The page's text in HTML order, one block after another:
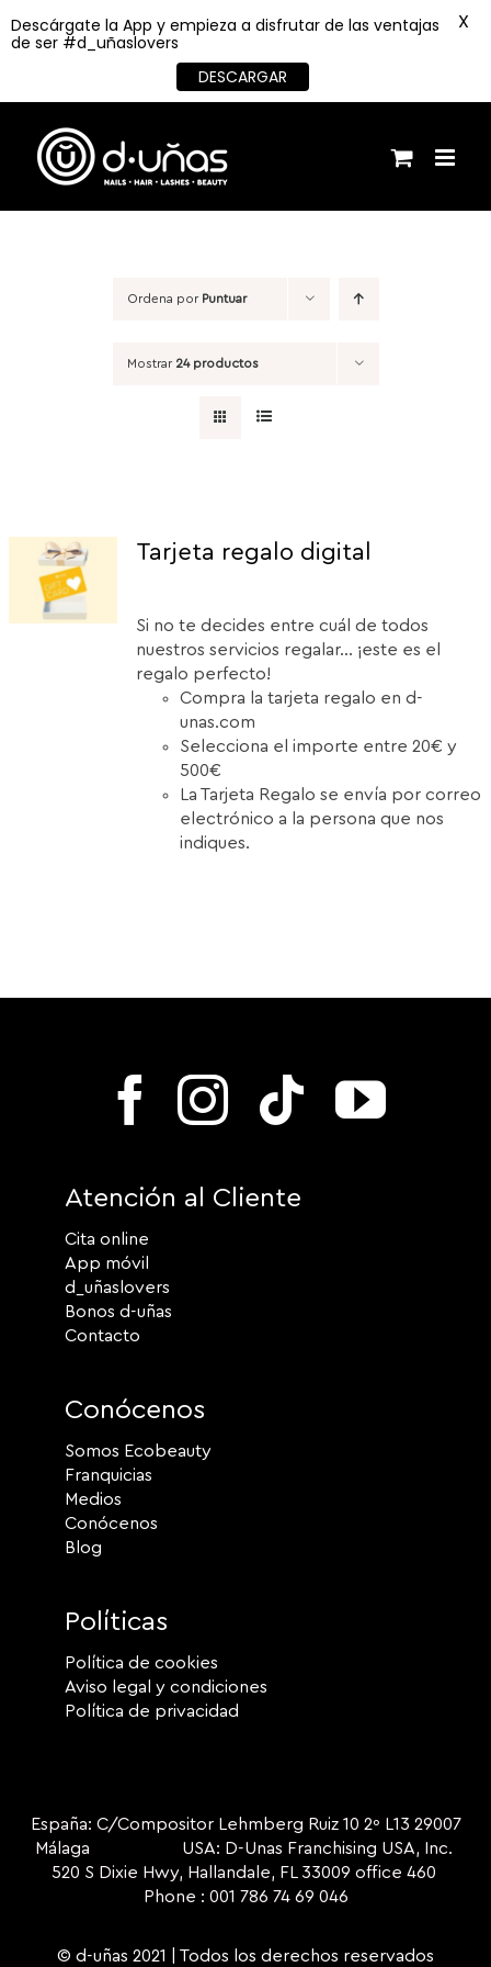
contenido
Ordena por Puntuar
Mostrar 24 productos
Tarjeta regalo digital
Si no te decides entre cuál de todos
nuestros servicios regalar... ¡este es el
regalo perfecto!
Compra la tarjeta regalo en d-
unas.com
Selecciona el importe entre 20€ y
500€
La Tarjeta Regalo se envía por correo
electrónico a la persona que nos
indiques.
Atención al Cliente
Cita online
App móvil
d_uñaslovers
Bonos d-uñas
Contacto
Conócenos
Somos Ecobeauty
Franquicias
Medios
Conócenos
Blog
Políticas
Política de cookies
Aviso legal y condiciones
Política de privacidad
España: C/Compositor Lehmberg Ruiz 10 2º L13 29007
Málaga USA: D-Unas Franchising USA, Inc.
520 S Dixie Hwy, Hallandale, FL 33009 office 460
Phone : 001 786 74 69 046
© d-uñas 2021 | Todos los derechos reservados
Descárgate la App y empieza a disfrutar de las ventajas
de ser #d_uñaslovers
DESCARGAR
X